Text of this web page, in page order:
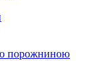
порожниною